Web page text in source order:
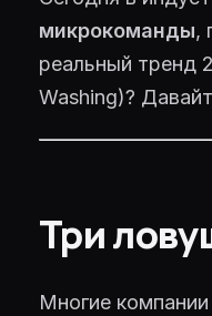
164K · reasoning · код ·
Grok 4 Fast
131K · быстрый · бюджетный
микрокоманды,
реальный тренд
Washing)?
Три
Многие